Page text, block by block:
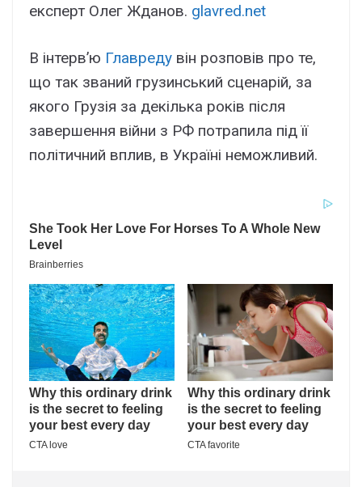
експерт Олег Жданов. glavred.net
В інтерв’ю Главреду він розповів про те,
що так званий грузинський сценарій, за
якого Грузія за декілька років після
завершення війни з РФ потрапила під її
політичний вплив, в Україні неможливий.